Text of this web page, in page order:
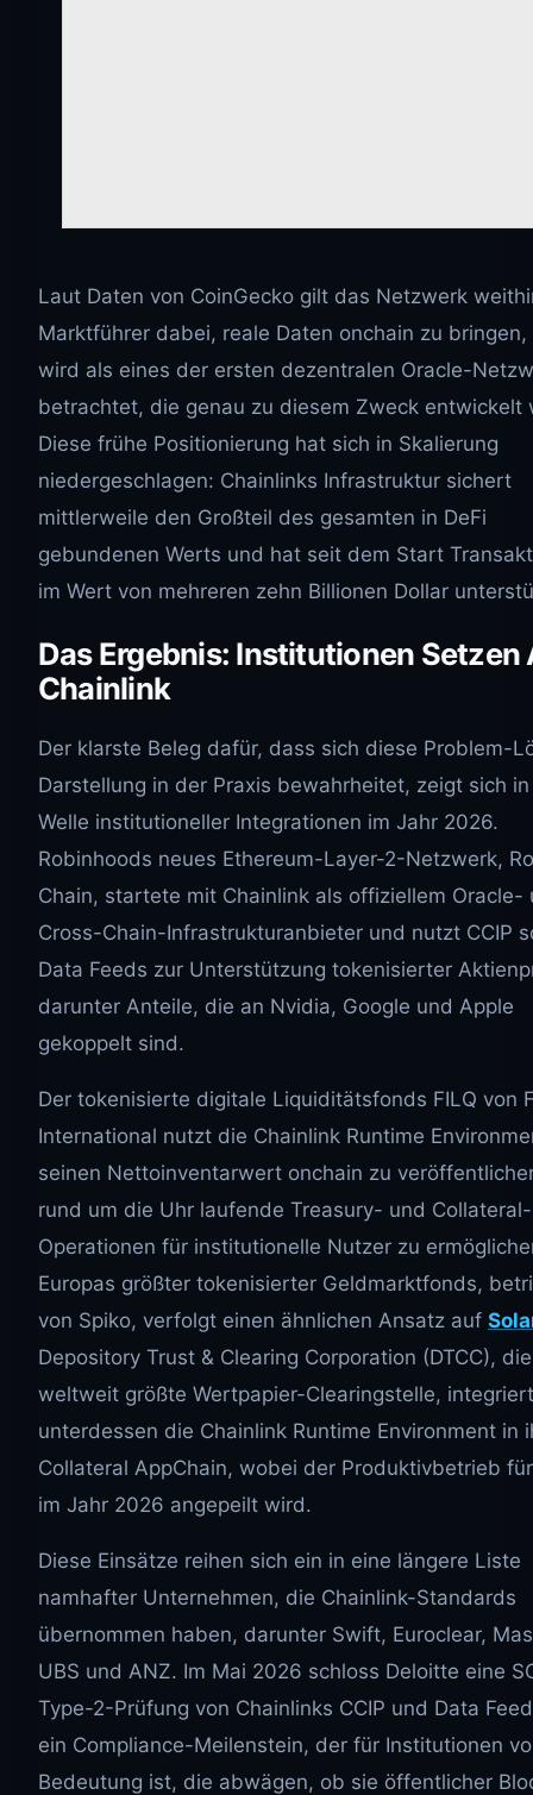
Laut Daten von CoinGecko gilt das Netzwerk
Marktführer dabei, reale Daten onchain zu bringen,
wird als eines der ersten dezentralen Oracle-
betrachtet, die genau zu diesem Zweck entwickelt
Diese frühe Positionierung hat sich in Skalierung
niedergeschlagen: Chainlinks Infrastruktur sichert
mittlerweile den Großteil des gesamten in DeFi
gebundenen Werts und hat seit dem Start
im Wert von mehreren zehn Billionen Dollar
Das Ergebnis: Institutionen Setzen
Chainlink
Der klarste Beleg dafür, dass sich diese Problem-
Darstellung in der Praxis bewahrheitet, zeigt sich
Welle institutioneller Integrationen im Jahr 2026.
Robinhoods neues Ethereum-Layer-2-Netzwerk,
Chain, startete mit Chainlink als offiziellem Oracle-
Cross-Chain-Infrastrukturanbieter und nutzt CCIP
Data Feeds zur Unterstützung tokenisierter
darunter Anteile, die an Nvidia, Google und Apple
gekoppelt sind.
Der tokenisierte digitale Liquiditätsfonds FILQ von
International nutzt die Chainlink Runtime
seinen Nettoinventarwert onchain zu
rund um die Uhr laufende Treasury- und Collateral-
Operationen für institutionelle Nutzer zu
Europas größter tokenisierter Geldmarktfonds,
von Spiko, verfolgt einen ähnlichen Ansatz auf
Depository Trust & Clearing Corporation (DTCC), die
weltweit größte Wertpapier-Clearingstelle, integriert
unterdessen die Chainlink Runtime Environment in
Collateral AppChain, wobei der Produktivbetrieb
im Jahr 2026 angepeilt wird.
Diese Einsätze reihen sich ein in eine längere Liste
namhafter Unternehmen, die Chainlink-Standards
übernommen haben, darunter Swift, Euroclear,
UBS und ANZ. Im Mai 2026 schloss Deloitte eine
Type-2-Prüfung von Chainlinks CCIP und Data
ein Compliance-Meilenstein, der für Institutionen
Bedeutung ist, die abwägen, ob sie öffentlicher